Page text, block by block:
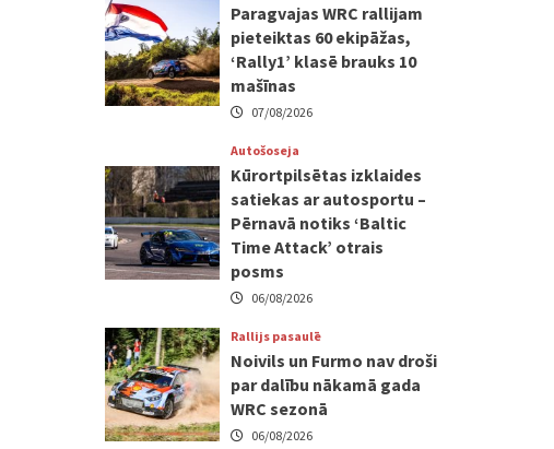
Paragvajas WRC rallijam
pieteiktas 60 ekipāžas,
‘Rally1’ klasē brauks 10
mašīnas
07/08/2026
Autošoseja
Kūrortpilsētas izklaides
satiekas ar autosportu –
Pērnavā notiks ‘Baltic
Time Attack’ otrais
posms
06/08/2026
Rallijs pasaulē
Noivils un Furmo nav droši
par dalību nākamā gada
WRC sezonā
06/08/2026